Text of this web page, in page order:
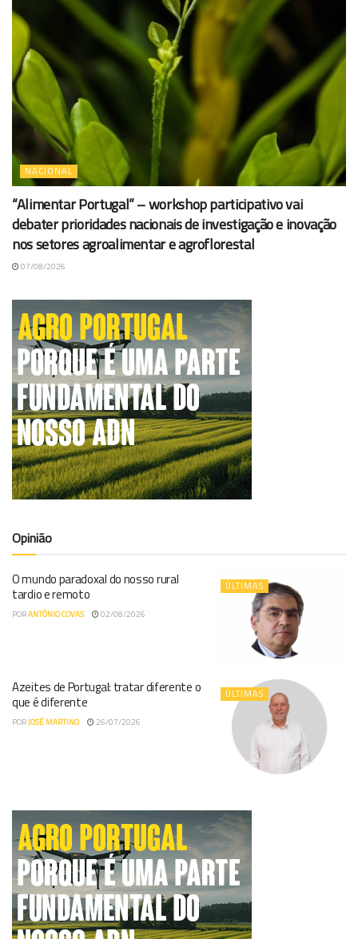
NACIONAL
“Alimentar Portugal” – workshop participativo vai
debater prioridades nacionais de investigação e inovação
nos setores agroalimentar e agroflorestal
07/08/2026
Opinião
ÚLTIMAS
O mundo paradoxal do nosso rural
tardio e remoto
PORANTÓNIO COVAS 02/08/2026
ÚLTIMAS
Azeites de Portugal: tratar diferente o
que é diferente
PORJOSÉ MARTINO 26/07/2026